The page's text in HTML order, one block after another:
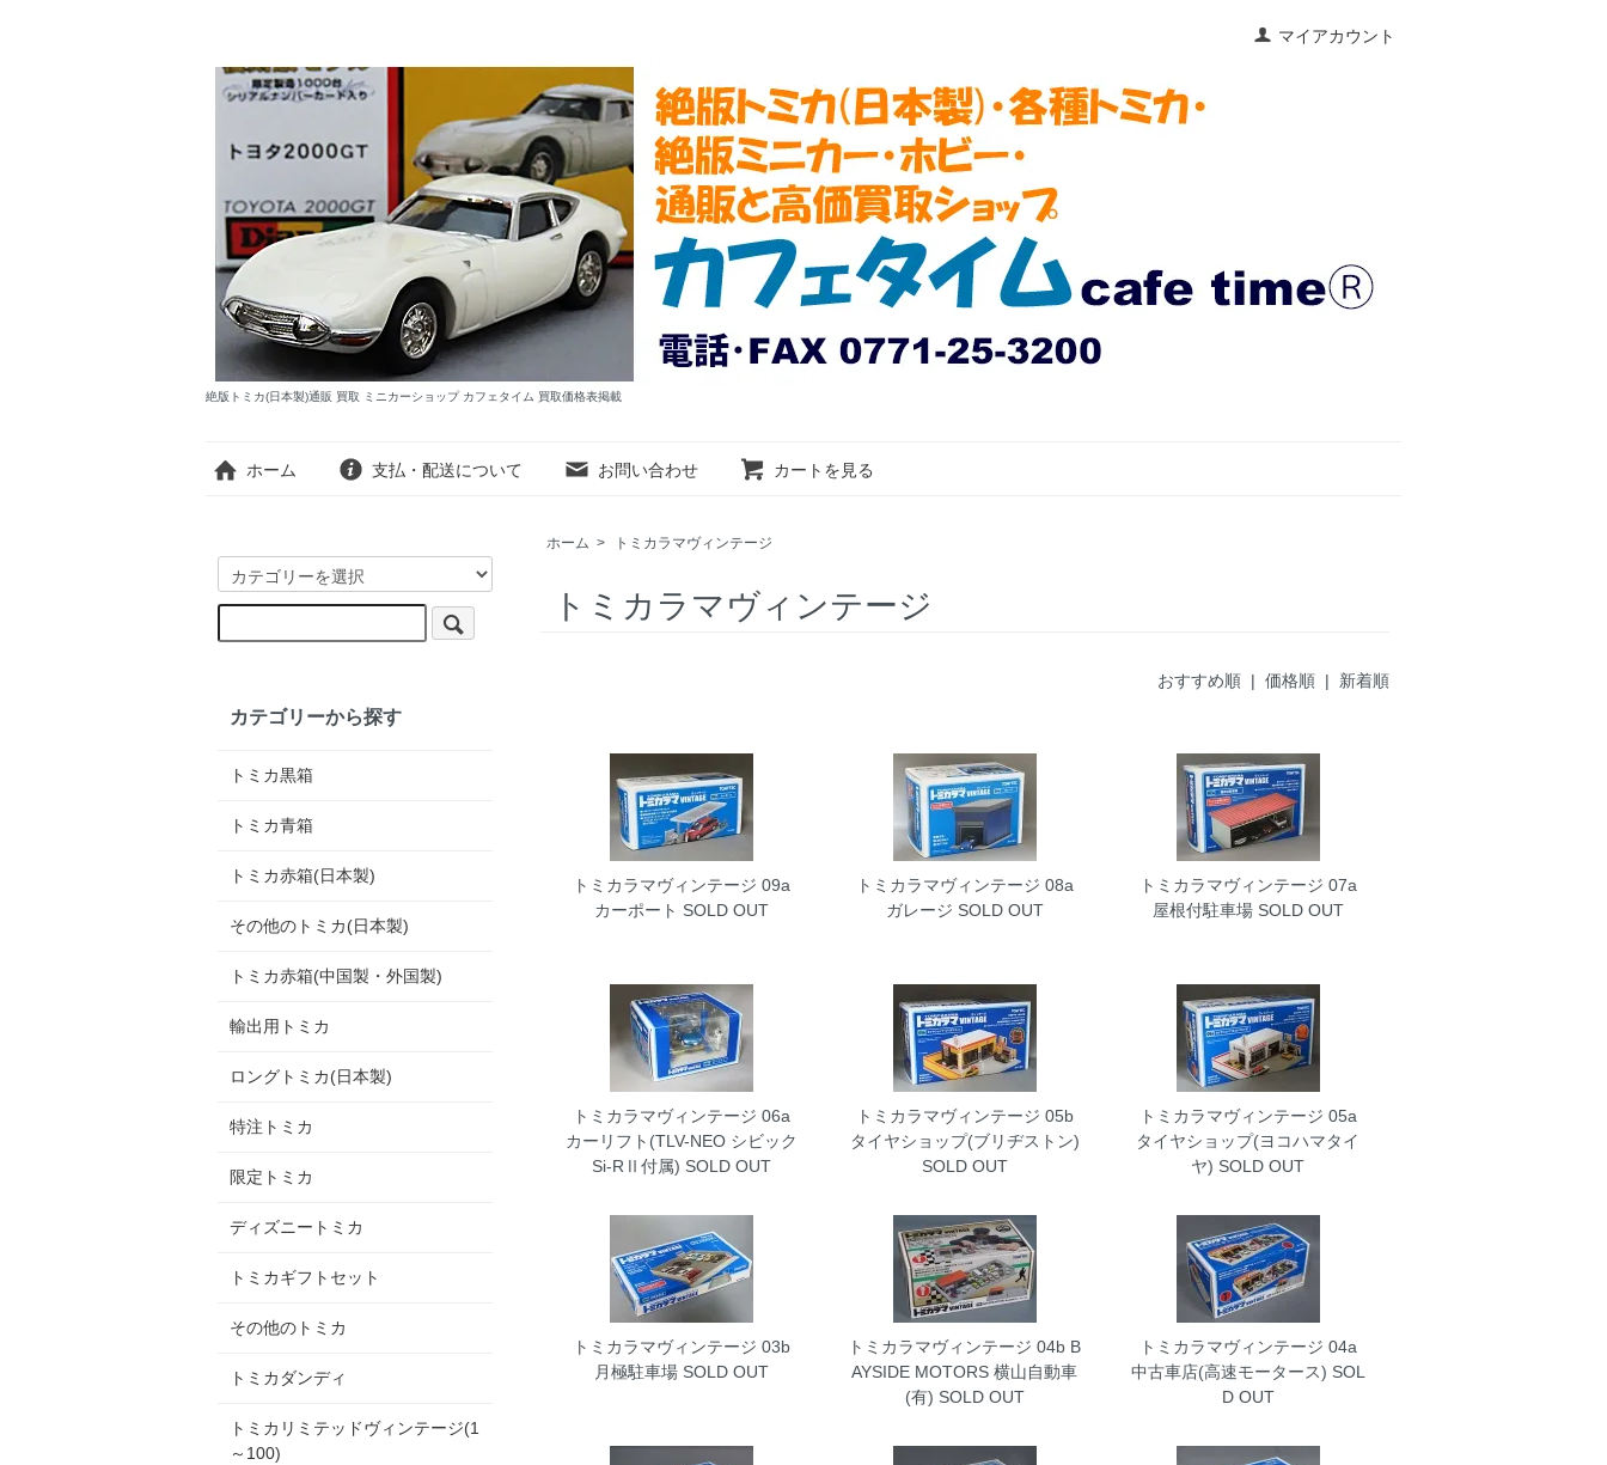
マイアカウント
絶版トミカ(日本製)通販 買取 ミニカーショップ カフェタイム 買取価格表掲載
ホーム 支払・配送について お問い合わせ カートを見る
ホーム > トミカラマヴィンテージ
トミカラマヴィンテージ
おすすめ順 | 価格順 | 新着順
トミカラマヴィンテージ 09a
カーポート SOLD OUT
トミカラマヴィンテージ 08a
ガレージ SOLD OUT
トミカラマヴィンテージ 07a
屋根付駐車場SOLD OUT
トミカラマヴィンテージ 06a
カーリフト(TLV-NEO シビック
Si-RⅡ付属) SOLD OUT
トミカラマヴィンテージ 05b
タイヤショップ(ブリヂストン)
SOLD OUT
トミカラマヴィンテージ 05a
タイヤショップ(ヨコハマタイ
ヤ) SOLD OUT
トミカラマヴィンテージ 03b
月極駐車場 SOLD OUT
トミカラマヴィンテージ 04b B
AYSIDE MOTORS 横山自動車
(有) SOLD OUT
トミカラマヴィンテージ 04a
中古車店(高速モータース) SOL
D OUT
カテゴリーから探す
トミカ黒箱
トミカ青箱
トミカ赤箱(日本製)
その他のトミカ(日本製)
トミカ赤箱(中国製・外国製)
輸出用トミカ
ロングトミカ(日本製)
特注トミカ
限定トミカ
ディズニートミカ
トミカギフトセット
その他のトミカ
トミカダンディ
トミカリミテッドヴィンテージ(1
～100)